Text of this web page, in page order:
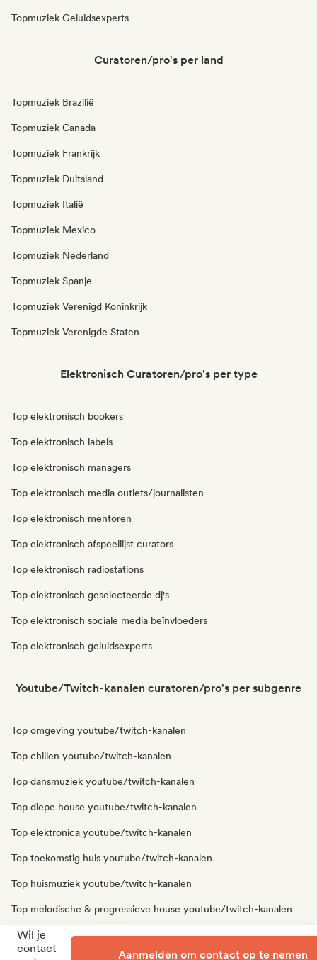
Topmuziek Geluidsexperts
Curatoren/pro's per land
Topmuziek Brazilië
Topmuziek Canada
Topmuziek Frankrijk
Topmuziek Duitsland
Topmuziek Italië
Topmuziek Mexico
Topmuziek Nederland
Topmuziek Spanje
Topmuziek Verenigd Koninkrijk
Topmuziek Verenigde Staten
Elektronisch Curatoren/pro's per type
Top elektronisch bookers
Top elektronisch labels
Top elektronisch managers
Top elektronisch media outlets/journalisten
Top elektronisch mentoren
Top elektronisch afspeellijst curators
Top elektronisch radiostations
Top elektronisch geselecteerde dj's
Top elektronisch sociale media beïnvloeders
Top elektronisch geluidsexperts
Youtube/Twitch-kanalen curatoren/pro's per subgenre
Top omgeving youtube/twitch-kanalen
Top chillen youtube/twitch-kanalen
Top dansmuziek youtube/twitch-kanalen
Top diepe house youtube/twitch-kanalen
Top elektronica youtube/twitch-kanalen
Top toekomstig huis youtube/twitch-kanalen
Top huismuziek youtube/twitch-kanalen
Top melodische & progressieve house youtube/twitch-kanalen
Top tech huis youtube/twitch-kanalen
Wil je
contact
Aanmelden om contact op te nemen